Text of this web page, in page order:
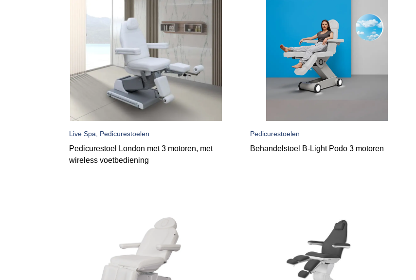
Live Spa, Pedicurestoelen
Pedicurestoel London met 3 motoren, met
wireless voetbediening
Pedicurestoelen
Behandelstoel B-Light Podo 3 motoren